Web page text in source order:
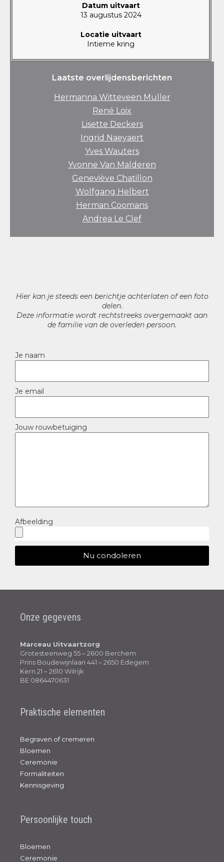
Datum uitvaart
13 augustus 2024
Locatie uitvaart
Intieme kring
Laatste overlijdensberichten
Hermanna Witteveen Muller
René Loix
Lisette Deckers
Ingrid Naeyaert
Yves Wauters
Yvonne Van Malderen
Geneviève Chatillon
Wolfgang Helbert
Herman Coomans
Andrea Le Clef
Hier kan je steeds een berichtje achterlaten of een foto
delen.
Deze informatie wordt rechtstreeks overgemaakt aan
de familie van de overleden persoon.
Je naam
Je email
Jouw rouwbetuiging
Afbeelding
Nu condoleren
Onze gegevens
Marceau Uitvaartzorg
Grotesteenweg 55 – 2600 Berchem
Prins Boudewijnlaan 441 – 2650 Edegem
Kern 21 – 2610 Wilrijk
BE 0864470631
Praktische elementen
Begraven of cremeren
Bloemen
Ceremonie
Formaliteiten
Kennisgeving
Persoonlijke touch
Bloemen
Ceremonie